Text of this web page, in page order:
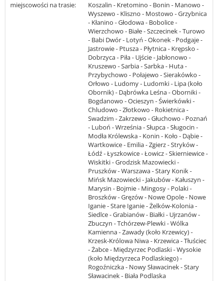
miejscowości na trasie:
Koszalin - Kretomino - Bonin - Manowo -
Wyszewo - Kliszno - Mostowo - Grzybnica
- Kłanino - Głodowa - Bobolice -
Wierzchowo - Białe - Szczecinek - Turowo
- Babi Dwór - Lotyń - Okonek - Podgaje -
Jastrowie - Ptusza - Płytnica - Krępsko -
Dobrzyca - Piła - Ujście - Jabłonowo -
Kruszewo - Sarbia - Sarbka - Huta -
Przybychowo - Połajewo - Sierakówko -
Orłowo - Ludomy - Ludomki - Lipa (koło
Obornik) - Dąbrówka Leśna - Oborniki -
Bogdanowo - Ocieszyn - Świerkówki -
Chludowo - Złotkowo - Rokietnica -
Swadzim - Zakrzewo - Głuchowo - Poznań
- Luboń - Września - Słupca - Sługocin -
Modła Królewska - Konin - Koło - Dąbie -
Wartkowice - Emilia - Zgierz - Stryków -
Łódź - Łyszkowice - Łowicz - Skierniewice -
Wiskitki - Grodzisk Mazowiecki -
Pruszków - Warszawa - Stary Konik -
Mińsk Mazowiecki - Jakubów - Kałuszyn -
Marysin - Bojmie - Mingosy - Polaki -
Broszków - Gręzów - Nowe Opole - Nowe
Iganie - Stare Iganie - Żelków-Kolonia -
Siedlce - Grabianów - Białki - Ujrzanów -
Zbuczyn - Tchórzew-Plewki - Wólka
Kamienna - Zawady (koło Krzewicy) -
Krzesk-Królowa Niwa - Krzewica - Tłuściec
- Żabce - Międzyrzec Podlaski - Wysokie
(koło Międzyrzeca Podlaskiego) -
Rogoźniczka - Nowy Sławacinek - Stary
Sławacinek - Biała Podlaska